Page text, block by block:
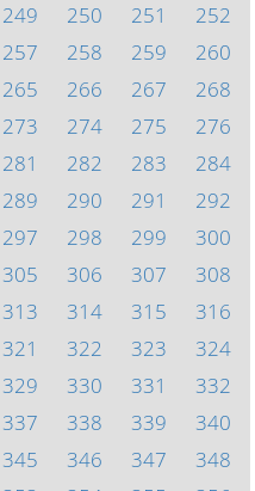
249 250 251
252
257 258 259
260
265 266 267
268
273 274 275
276
281 282 283
284
289 290 291
292
297 298 299
300
305 306 307
308
313 314 315
316
321 322 323
324
329 330 331
332
337 338 339
340
345 346 347
348